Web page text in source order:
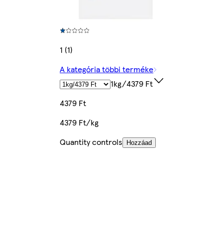
1 (1)
A kategória többi terméke
1kg/4379 Ft
4379 Ft
4379 Ft/kg
Quantity controls
Hozzáad